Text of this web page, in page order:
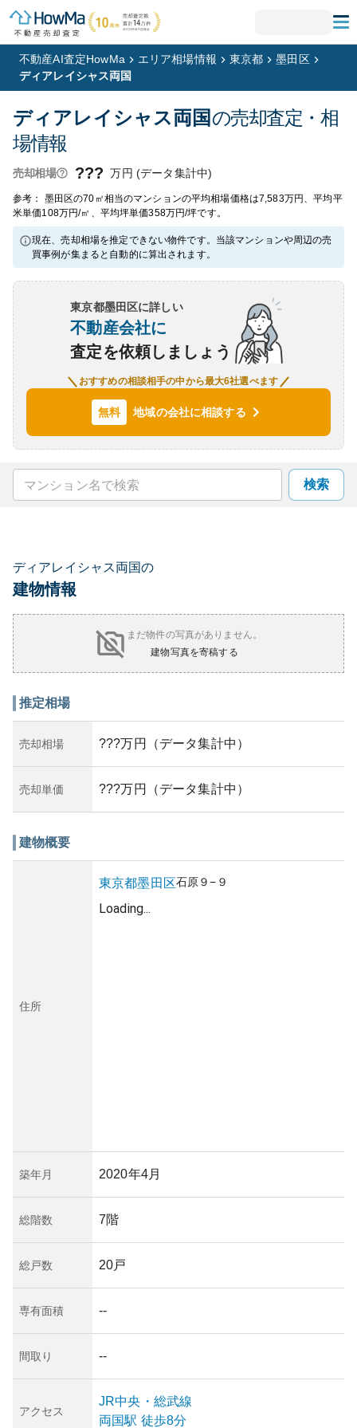
不動産AI査定HowMa エリア相場情報 東京都
墨田区
ディアレイシャス両国
ディアレイシャス両国 の売却査定・相
場情報
売却相場 ??? 万円 (データ集計中)
参考： 墨田区の70㎡相当のマンションの平均相場価格は7,583万円、平均平
米単価108万円/㎡、平均坪単価358万円/坪です。
現在、売却相場を推定できない物件です。当該マンションや周辺の売
買事例が集まると自動的に算出されます。
東京都墨田区に詳しい
不動産会社に
査定を依頼しましょう
おすすめの相談相手の中から最大6社選べます
無料 地域の会社に相談する
検索
ディアレイシャス両国の
建物情報
まだ物件の写真がありません。
建物写真を寄稿する
推定相場
売却相場 ???万円（データ集計中）
売却単価 ???万円（データ集計中）
建物概要
住所
東京都墨田区石原９−９
Loading...
築年月 2020年4月
総階数 7階
総戸数 20戸
専有面積 --
間取り --
アクセス
JR中央・総武線
両国駅 徒歩8分